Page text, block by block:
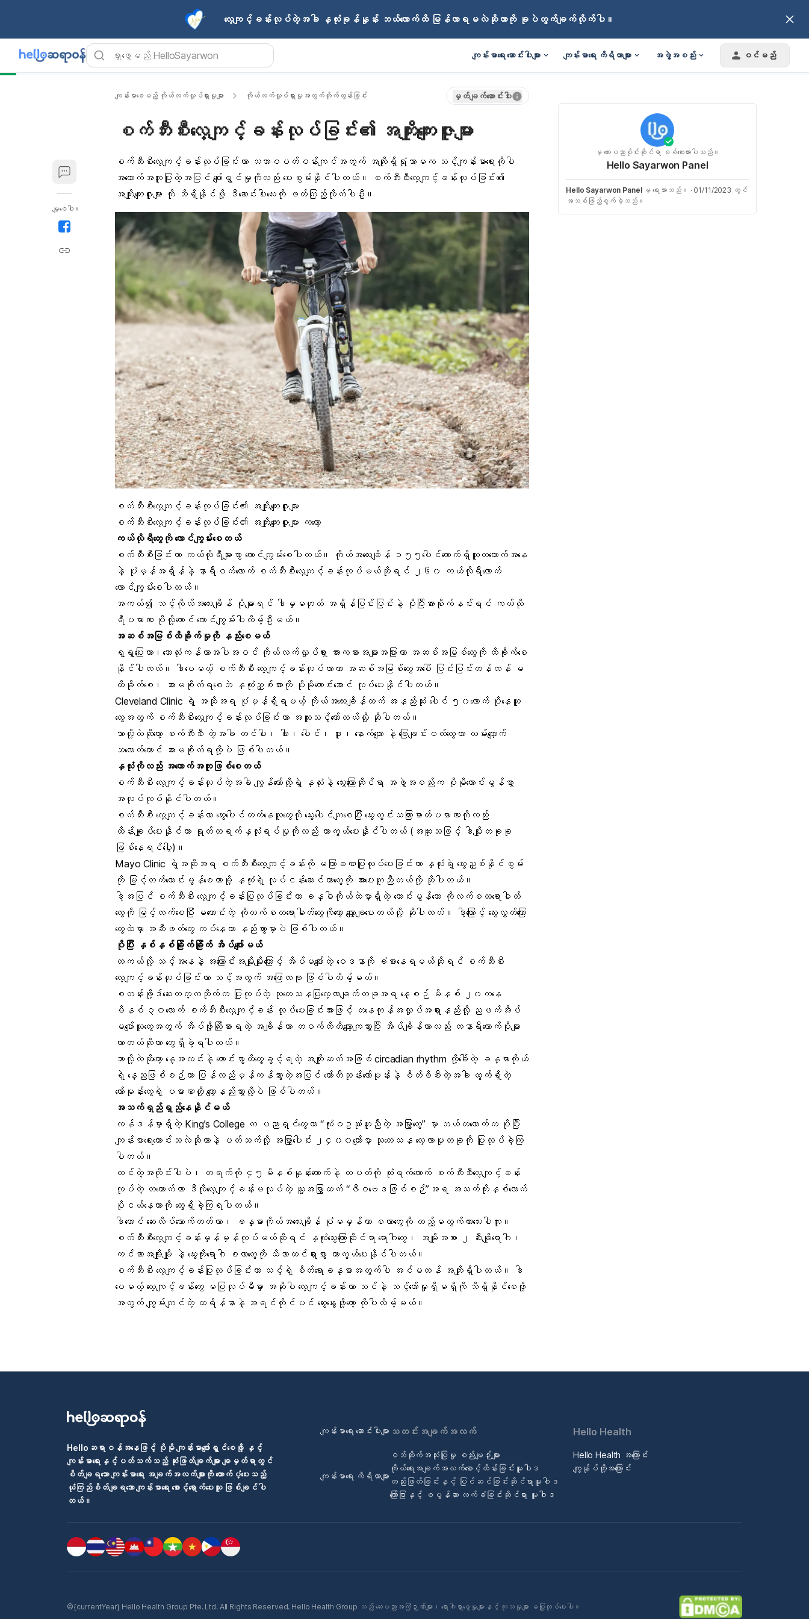
လေ့ကျင့်ခန်းလုပ်တဲ့အခါ နှလုံးခုန်နှုန်း ဘယ်လောက်ထိ မြန်လာရမလဲဆိုတာကို ခုပဲတွက်ချက်လိုက်ပါ။
ကျန်းမာရေး ဆောင်းပါးများ ကျန်းမာရေး ကိရိယာများ အဖွဲ့အစည်း ဝင်မည်
မျှဝေပါ။
ကျန်းမာစေမည့် ကိုယ်လက်လှုပ်ရှားမှုများ ကိုယ်လက်လှုပ်ရှားမှုအတွက်တိုက်တွန်းခြင်း မှတ်ချက်ဆောင်းပါး
စက်ဘီးစီးလေ့ကျင့်ခန်းလုပ်ခြင်း၏ အကျိုးကျေးဇူးများ
စက်ဘီးစီးလေ့ကျင့်ခန်း လုပ်ခြင်းဟာ သဘာဝပတ်ဝန်းကျင်အတွက် အကျိုးရှိရုံသာမက သင့်ကျန်းမာရေးကိုပါ
အထောက်အကူပြုတဲ့အပြင် ပျော်ရွှင်မှုကိုလည်း ပေးစွမ်းနိုင်ပါတယ်။ စက်ဘီးစီးလေ့ကျင့်ခန်းလုပ်ခြင်း၏
အကျိုးကျေးဇူးများ ကို သိရှိနိုင်ဖို့ ဒီဆောင်းပါးလေးကို ဖတ်ကြည့်လိုက်ပါဦး။
စက်ဘီးစီးလေ့ကျင့်ခန်းလုပ်ခြင်း၏ အကျိုးကျေးဇူးများ
စက်ဘီးစီးလေ့ကျင့်ခန်းလုပ်ခြင်း၏ အကျိုးကျေးဇူးများ ကတော့
ကယ်လိုရီတွေကို လောင်ကျွမ်းစေတယ်
စက်ဘီးစီးခြင်းဟာ ကယ်လိုရီများစွာ လောင်ကျွမ်းစေပါတယ်။ ကိုယ်အလေးချိန် ၁၅၅ပေါင်လောက်ရှိသူတယောက်အနေ
နဲ့ ပုံမှန်အရှိန်နဲ့ နာရီဝက်လောက် စက်ဘီးစီးလေ့ကျင့်ခန်းလုပ်မယ်ဆိုရင် ၂၆၀ ကယ်လိုရီလောက်
လောင်ကျွမ်းစေပါတယ်။
အကယ်၍ သင့်ကိုယ်အလေးချိန် ပိုများရင် ဒါမှမဟုတ် အရှိန်ပြင်းပြင်းနဲ့ ပိုပြီးအားစိုက်နင်းရင် ကယ်လို
ရီပမာဏ ပိုလို့တောင် လောင်ကျွမ်းပါလိမ့်ဦးမယ်။
အဆစ်အမြစ်ထိခိုက်မှုကို နည်းစေမယ်
ရွရွပြေးတာ၊ဘောလုံးကန်တာအပါအဝင် ကိုယ်လက်လှုပ်ရှား အားကစား အများအပြားဟာ အဆစ်အမြစ်တွေကို ထိခိုက်စေ
နိုင်ပါတယ်။ ဒါပေမယ့် စက်ဘီးစီး လေ့ကျင့်ခန်းလုပ်တာဟာ အဆစ်အမြစ်တွေအပေါ် ပြင်းပြင်းထန်ထန် မ
ထိခိုက်စေ၊ အားမစိုက်ရစေဘဲ နှလုံးညှစ်အားကို ပိုမိုကောင်းအောင် လုပ်ပေးနိုင်ပါတယ်။
Cleveland Clinic ရဲ့ အဆိုအရ ပုံမှန်ရှိရမယ့် ကိုယ်အလေးချိန် ထက် အနည်းဆုံး ပေါင် ၅၀လောက် ပိုနေသူ
တွေအတွက် စက်ဘီးစီးလေ့ကျင့်ခန်းလုပ်ခြင်းဟာ အထူးသင့်တော်တယ်လို့ ဆိုပါတယ်။
ဘာလို့လဲဆိုတော့ စက်ဘီးစီး တဲ့အခါ တင်ပါး၊ ခါး၊ ပေါင်၊ ဒူး၊ နောက်ကျော နဲ့ ခြေချင်းဝတ်တွေ ဟာ လမ်းလျှောက်
သလောက်တောင် အားမစိုက်ရလို့ပဲ ဖြစ်ပါတယ်။
နှလုံးကိုလည်း အထောက်အကူဖြစ်စေတယ်
စက်ဘီးစီး လေ့ကျင့်ခန်းလုပ်တဲ့အခါ ကျွန်တော်တို့ရဲ့
နှလုံးနဲ့ သွေးကြောဆိုင်ရာ
အဖွဲ့အစည်းက ပိုမိုကောင်းမွန်စွာ
အလုပ်လုပ်နိုင်ပါတယ်။
စက်ဘီးစီး လေ့ကျင့်ခန်းဟာ သွေးပေါင်တက်နေသူတွေကို သွေးပေါင်ကျစေပြီး သွေးတွင်းသကြားဓာတ်ပမာဏကိုလည်း
ထိန်းချုပ်ပေးနိုင်ကာ ရုတ်တရက်နှလုံးရပ်မှုကိုလည်း ကာကွယ်ပေးနိုင်ပါတယ် (အထူးသဖြင့် ဒါမျိုးတခုခု
ဖြစ်နေရင်ပေါ့)။
Mayo Clinic ရဲ့အဆိုအရ စက်ဘီးစီးလေ့ကျင့်ခန်းကို မကြာခဏပြုလုပ်ပေးခြင်းဟာ နှလုံးရဲ့ သွေးညှစ်နိုင်စွမ်း
ကို မြင့်တက်ကောင်းမွန်စေတာမို့ နှလုံးရဲ့ လုပ်ငန်းဆောင်တာတွေကို အားပေးကူညီတယ်လို့ ဆိုပါတယ်။
ဒါ့အပြင် စက်ဘီးစီး လေ့ကျင့်ခန်းပြုလုပ်ခြင်းဟာ ခန္ဓါကိုယ်ထဲမှာရှိတဲ့ ကောင်းမွန်သော ကိုလက်စထရောဓါတ်
တွေကို မြင့်တက်စေပြီး မကောင်းတဲ့ ကိုလက်စထရောဓါတ်တွေကိုတော့ လျှော့ချပေးတယ်လို့ ဆိုပါတယ်။ ဒါ့ကြောင့် သွေးလွှတ်ကြော
တွေထဲမှာ အဆီဖတ်တွေ ကပ်နေတာ နည်းသွားမှာပဲ ဖြစ်ပါတယ်။
ပိုပြီး နှစ်နှစ်ခြိုက်ခြိုက် အိပ်ပျော်မယ်
တကယ်လို့ သင့်အနေနဲ့ အကြောင်းအမျိုးမျိုးကြောင့် အိပ်မပျော်တဲ့ ဝေဒနာကို ခံစားနေရမယ်ဆိုရင် စက်ဘီးစီး
လေ့ကျင့်ခန်းလုပ်ခြင်းဟာ သင့်အတွက် အဖြေတခု ဖြစ်ပါလိမ့်မယ်။
စတန်းဖို့ဒ်ဆေးတက္ကသိုလ်က ပြုလုပ်တဲ့ သုတေသနပြုလေ့လာချက်တခုအရ နေ့စဉ် မိနစ် ၂၀ကနေ
မိနစ် ၃၀လောက် စက်ဘီးစီးလေ့ကျင့်ခန်း လုပ်ပေးခြင်းအားဖြင့် တနေကုန်အလှုပ်အရှားနည်းလို့ ညဖက်အိပ်
မပျော်သူတွေအတွက် အိပ်ဖို့ကြိုးစားရတဲ့ အချိန်ဟာ တဝက်တိတိလျော့ကျသွားပြီး အိပ်ချိန်ဟာလည်း တနာရီလောက်ပိုများ
လာတယ်ဆိုတာ တွေ့ရှိခဲ့ရပါတယ်။
ဘာလို့လဲဆိုတော့ နေ့အလင်းနဲ့ ကောင်းစွာထိတွေ့ခွင့်ရတဲ့ အကျိုးဆက်အဖြစ် circadian rhythm လို့ခေါ်တဲ့ ခန္ဓာကိုယ်
ရဲ့ နေ့ညဖြစ်စဉ်ဟာ ပြန်လည်မှန်ကန်သွားတဲ့အပြင် ကော်တီဆုန်းဟော်မုန်းနဲ့
စိတ်ဖိစီးတဲ့အခါ ထွက်ရှိတဲ့
ဟော်မုန်းတွေရဲ့ ပမာဏတို့ လျော့နည်းသွားလို့ပဲ ဖြစ်ပါတယ်။
အသက်ရှည်ရှည်နေနိုင်မယ်
လန်ဒန်မှာရှိတဲ့ King’s College က ပညာရှင်တွေဟာ “လုံးဝဥဿုံတူညီတဲ့ အမြွှာတွေ” မှာ ဘယ်တယောက်က ပိုပြီး
ကျန်းမာရေးကောင်းသလဲဆိုတာနဲ့ ပတ်သက်လို့ အမြွှာပေါင်း ၂၄၀၀ကျော်မှာ သုတေသန လေ့လာမှုတခုကို ပြုလုပ်ခဲ့ကြ
ပါတယ်။
ထင်တဲ့အတိုင်းပါပဲ၊ တရက်ကို ၄၅မိနစ်နှုန်းလောက်နဲ့ တပတ်ကို သုံးရက်လောက် စက်ဘီးစီးလေ့ကျင့်ခန်း
လုပ်တဲ့ တယောက်ဟာ ဒီလိုလေ့ကျင့်ခန်းမလုပ်တဲ့ သူ့အမြွှာထက် “ဇီဝဗေဒဖြစ်စဉ်”အရ အသက်ကိုးနှစ်လောက်
ပိုငယ်နေတာကို တွေ့ရှိခဲ့ကြရပါတယ်။
ဒါတောင် ဆေးလိပ်သောက်တတ်တာ၊ ခန္ဓာကိုယ်အလေးချိန် ပုံမမှန်တာ စတာတွေကို ထည့်မတွက်ထားသေးပါဘူး။
စက်ဘီးစီးလေ့ကျင့်ခန်းမှန်မှန်လုပ်မယ်ဆိုရင် နှလုံးသွေးကြောဆိုင်ရာ ရောဂါတွေ၊ အမျိုးအစား ၂ ဆီးချိုရောဂါ၊
ကင်ဆာအမျိုးမျိုး နဲ့ သွေးတိုးရောဂါ စတာတွေကို သိသာထင်ရှားစွာ ကာကွယ်ပေးနိုင်ပါတယ်။
စက်ဘီးစီး လေ့ကျင့်ခန်းပြုလုပ်ခြင်းဟာ သင့်ရဲ့ စိတ်ရောခန္ဓာအတွက်ပါ အင်မတန် အကျိုးရှိပါတယ်။ ဒါ
ပေမယ့် လေ့ကျင့်ခန်းတွေ မပြုလုပ်မီမှာ အဆိုပါ လေ့ကျင့်ခန်းဟာသင်နဲ့ သင့်တော်မှုရှိမရှိကို သိရှိနိုင်စေဖို့
အတွက် ကျွမ်းကျင်တဲ့ ထရိန်နာနဲ့ အရင်တိုင်ပင် ဆွေးနွေးဖို့တော့ လိုပါလိမ့်မယ်။
မှ ဆေးပညာပိုင်းဆိုင်ရာ စစ်ဆေးထားပါသည်။
Hello Sayarwon Panel
Hello Sayarwon Panelမှ ရေးသားသည်။ · 01/11/2023 တွင်
အသစ်ဖြည့်စွက်ခဲ့သည်။
Helloဆရာဝန်အနေဖြင့် ပိုမို ကျန်းမာပျော်ရွှင်စေဖို့ နှင့်
ကျန်းမာရေးနှင့်ပတ်သက်သည့် ဆုံးဖြတ်ချက်များ ချမှတ်ရာတွင်
စိတ်ချရသော ကျန်းမာရေး အချက်အလက်များကို ထောက်ပံ့ပေးသည့်
ယုံကြည်စိတ်ချရသော ကျန်းမာရေး စောင့်ရှောက်ပေးသူ ဖြစ်ချင်ပါ
တယ်။
ကျန်းမာရေး ဆောင်းပါးများ
ကျန်းမာရေး ကိရိယာများ
သတင်းအချက်အလက်
ဝဘ်ဆိုက်အသုံးပြုမှု စည်းမျဉ်းများ
ကိုယ်ရေးအချက်အလက်စောင့်ထိန်းခြင်းမူဝါဒ
တည်းဖြတ်ခြင်းနှင့် ပြင်ဆင်ခြင်းဆိုင်ရာမူဝါဒ
ကြော်ငြာနှင့် စပွန်ဆာ လက်ခံခြင်းဆိုင်ရာ မူဝါဒ
Hello Health
Hello Health အကြောင်း
ကျွန်ုပ်တို့အကြောင်း
©{currentYear} Hello Health Group Pte. Ltd. All Rights Reserved. Hello Health Group သည် ဆေးပညာအကြံဉာဏ်များ၊ ရောဂါရှာဖွေမှုများနှင့် ကုသမှုများ မပြုလုပ်ပေးပါ။